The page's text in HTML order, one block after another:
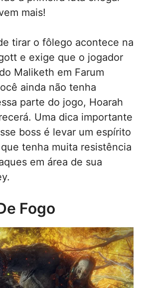
mais!
tirar o fôlego acontece na
e exige que o jogador
Maliketh em Farum
ainda não tenha
parte do jogo, Hoarah
Uma dica importante
boss é levar um espírito
tenha muita resistência
em área de sua
Fogo